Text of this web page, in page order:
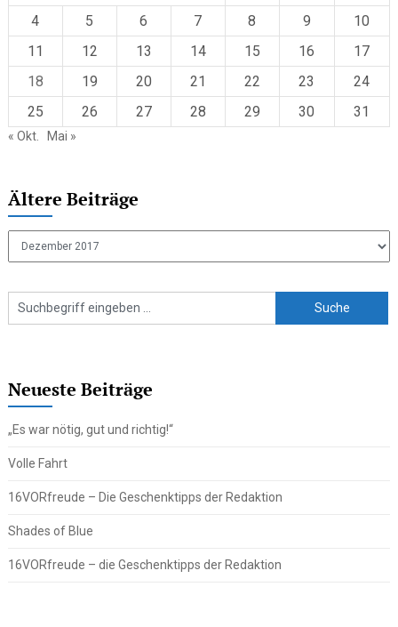
4
5 6 7 8 9
10
11
12 13 14 15 16
17
18
19 20 21 22 23
24
25
26 27 28 29 30 31
« Okt. Mai »
Ältere Beiträge
Neueste Beiträge
„Es war nötig, gut und richtig!“
Volle Fahrt
16VORfreude – Die Geschenktipps der Redaktion
Shades of Blue
16VORfreude – die Geschenktipps der Redaktion